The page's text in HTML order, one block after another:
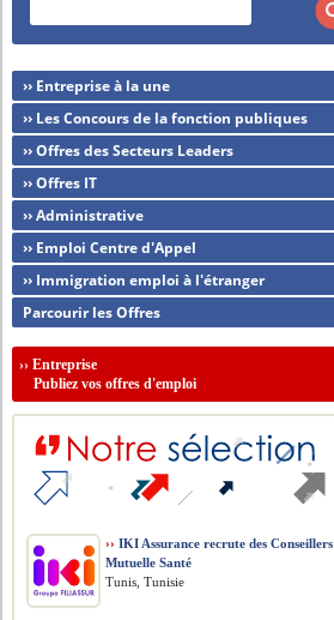
›› Entreprise à la une
›› Les Concours de la fonction publiques
›› Offres des Secteurs Leaders
›› Offres IT
›› Administrative
›› Emploi Centre d'Appel
›› Immigration emploi à l'étranger
Parcourir les Offres
››Entreprise
Publiez vos offres d'emploi
›› IKI Assurance recrute des Conseillers
Mutuelle Santé
Tunis, Tunisie